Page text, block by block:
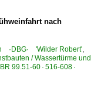
nach
·DBG· 'Wilder Robert',
/ Wassertürme und
99.51-60 · 516-608 ·